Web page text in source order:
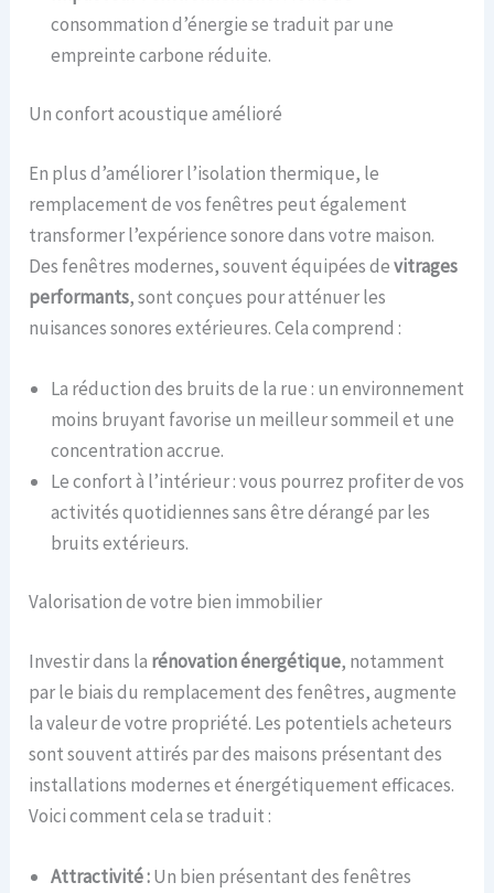
consommation d’énergie se traduit par une
empreinte carbone réduite.
Un confort acoustique amélioré
En plus d’améliorer l’isolation thermique, le
remplacement de vos fenêtres peut également
transformer l’expérience sonore dans votre maison.
Des fenêtres modernes, souvent équipées devitrages
performants, sont conçues pour atténuer les
nuisances sonores extérieures. Cela comprend :
La réduction des bruits de la rue : un environnement
moins bruyant favorise un meilleur sommeil et une
concentration accrue.
Le confort à l’intérieur : vous pourrez profiter de vos
activités quotidiennes sans être dérangé par les
bruits extérieurs.
Valorisation de votre bien immobilier
Investir dans la rénovation énergétique, notamment
par le biais du remplacement des fenêtres, augmente
la valeur de votre propriété. Les potentiels acheteurs
sont souvent attirés par des maisons présentant des
installations modernes et énergétiquement efficaces.
Voici comment cela se traduit :
Attractivité :Un bien présentant des fenêtres